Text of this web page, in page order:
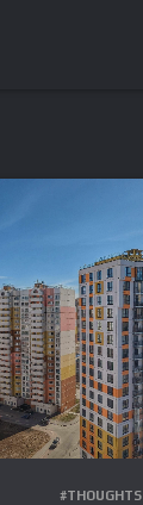
#THOUGHTS